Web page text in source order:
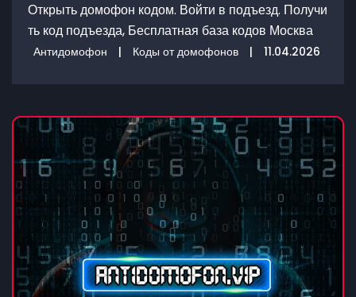
Открыть домофон кодом. Войти в подъезд. Получи
ть код подъезда, Бесплатная база кодов Москва
Антидомофон | Коды от домофонов | 11.04.2026